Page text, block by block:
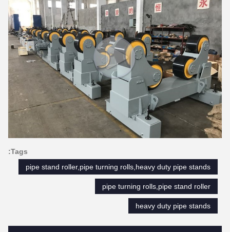
Tags:
pipe stand roller,pipe turning rolls,heavy duty pipe stands
pipe turning rolls,pipe stand roller
heavy duty pipe stands